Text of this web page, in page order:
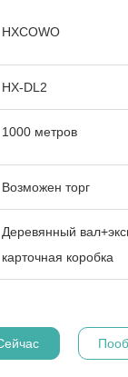
HXCOWO
HX-DL2
1000 метров
Возможен торг
Деревянный
карточная коробка